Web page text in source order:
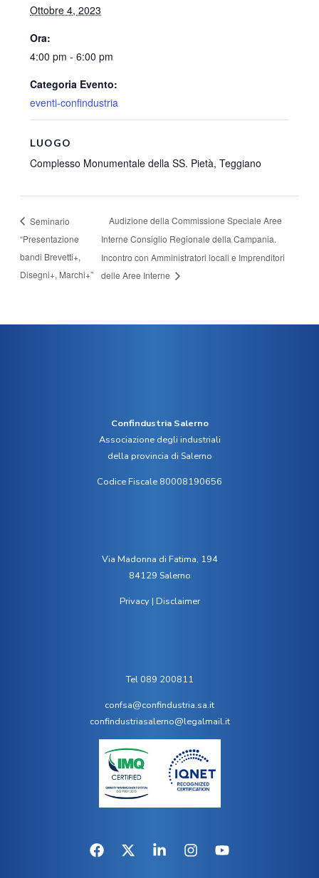
Ottobre 4, 2023
Ora:
4:00 pm - 6:00 pm
Categoria Evento:
eventi-confindustria
LUOGO
Complesso Monumentale della SS. Pietà, Teggiano
Seminario
“Presentazione
bandi Brevetti+,
Disegni+, Marchi+”
Audizione della Commissione Speciale Aree
Interne Consiglio Regionale della Campania.
Incontro con Amministratori locali e Imprenditori
delle Aree Interne
Confindustria Salerno
Associazione degli industriali
della provincia di Salerno
Codice Fiscale 80008190656
Via Madonna di Fatima, 194
84129 Salerno
Privacy| Disclaimer
Tel 089 200811
confsa@confindustria.sa.it
confindustriasalerno@legalmail.it